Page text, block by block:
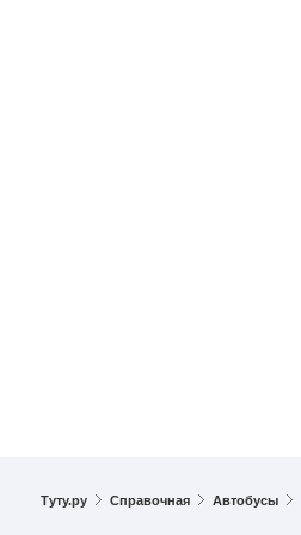
Туту.ру Справочная Автобусы